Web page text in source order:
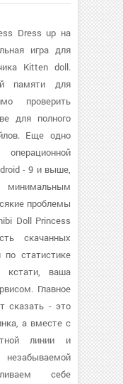
Dress up на
игра для
Kitten doll.
памяти для
проверить
для полного
Еще одно
- 9 и выше,
проблемы
Doll Princess
скачанных
статистике
кстати, ваша
Главное
сказать - это
а вместе с
линии и
себе